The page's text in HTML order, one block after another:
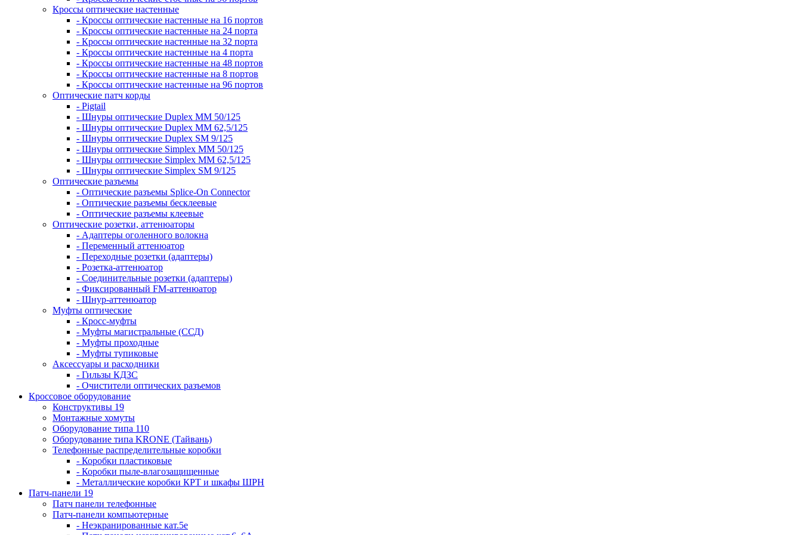
Кроссы оптические настенные
- Кроссы оптические настенные на 16 портов
- Кроссы оптические настенные на 24 порта
- Кроссы оптические настенные на 32 порта
- Кроссы оптические настенные на 4 порта
- Кроссы оптические настенные на 48 портов
- Кроссы оптические настенные на 8 портов
- Кроссы оптические настенные на 96 портов
Оптические патч корды
- Pigtail
- Шнуры оптические Duplex MM 50/125
- Шнуры оптические Duplex MM 62,5/125
- Шнуры оптические Duplex SM 9/125
- Шнуры оптические Simplex MM 50/125
- Шнуры оптические Simplex MM 62,5/125
- Шнуры оптические Simplex SM 9/125
Оптические разъемы
- Оптические разъемы Splice-On Connector
- Оптические разъемы бесклеевые
- Оптические разъемы клеевые
Оптические розетки, аттенюаторы
- Адаптеры оголенного волокна
- Переменный аттенюатор
- Переходные розетки (адаптеры)
- Розетка-аттенюатор
- Соединительные розетки (адаптеры)
- Фиксированный FM-аттенюатор
- Шнур-аттенюатор
Муфты оптические
- Кросс-муфты
- Муфты магистральные (ССД)
- Муфты проходные
- Муфты тупиковые
Аксессуары и расходники
- Гильзы КДЗС
- Очистители оптических разъемов
Кроссовое оборудование
Конструктивы 19
Монтажные хомуты
Оборудование типа 110
Оборудование типа KRONE (Тайвань)
Телефонные распределительные коробки
- Коробки пластиковые
- Коробки пыле-влагозащищенные
- Металлические коробки КРТ и шкафы ШРН
Патч-панели 19
Патч панели телефонные
Патч-панели компьютерные
- Неэкранированные кат.5е